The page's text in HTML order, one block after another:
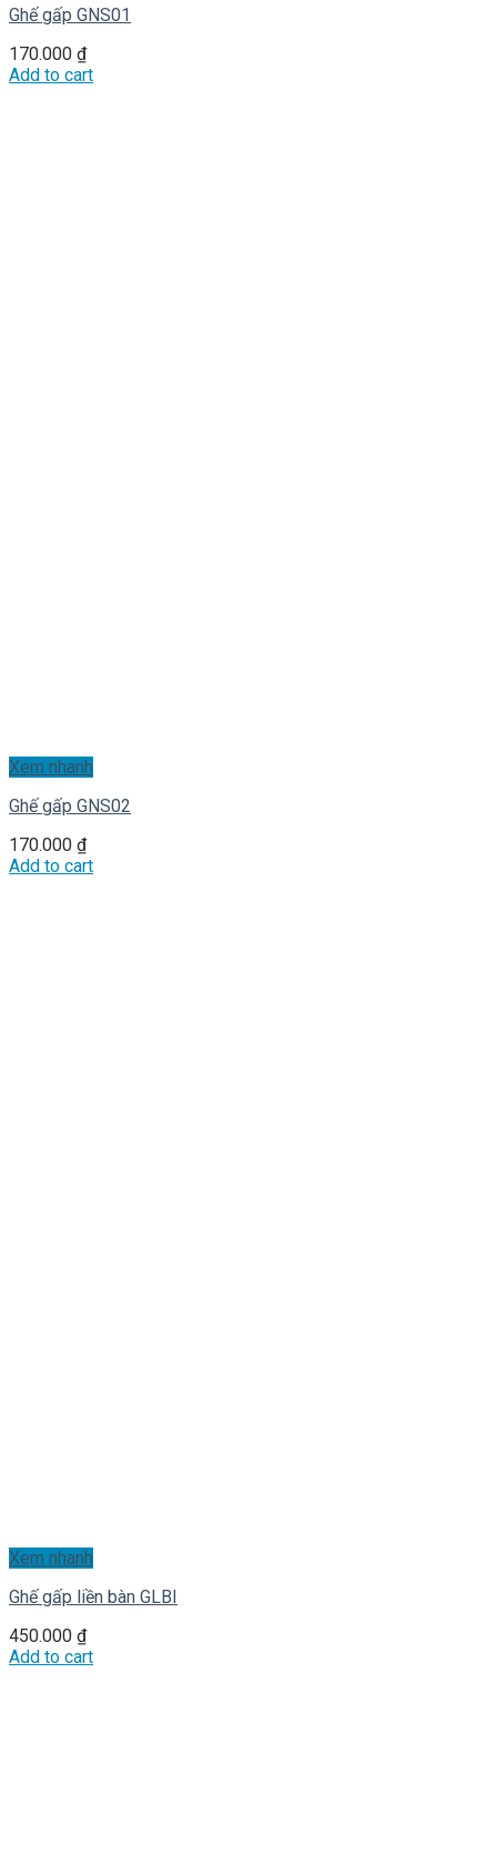
Ghế gấp GNS01
170.000 ₫
Add to cart
Xem nhanh
Ghế gấp GNS02
170.000 ₫
Add to cart
Xem nhanh
Ghế gấp liền bàn GLBI
450.000 ₫
Add to cart